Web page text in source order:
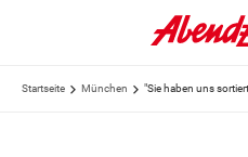
Startseite München